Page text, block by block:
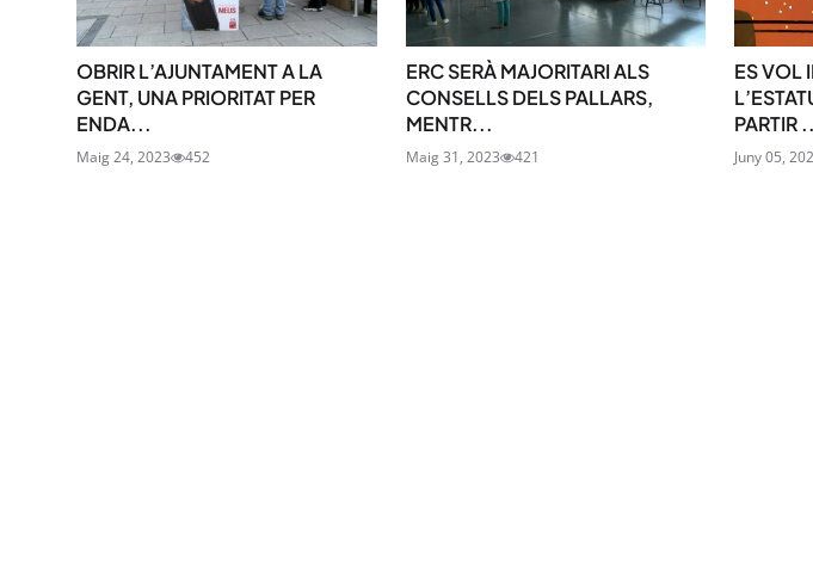
OBRIR L’AJUNTAMENT A LA
GENT, UNA PRIORITAT PER
ENDA...
Maig 24, 2023 452
ERC SERÀ MAJORITARI ALS
CONSELLS DELS PALLARS,
MENTR...
Maig 31, 2023 421
ES VOL
PARTIR
Juny 05,